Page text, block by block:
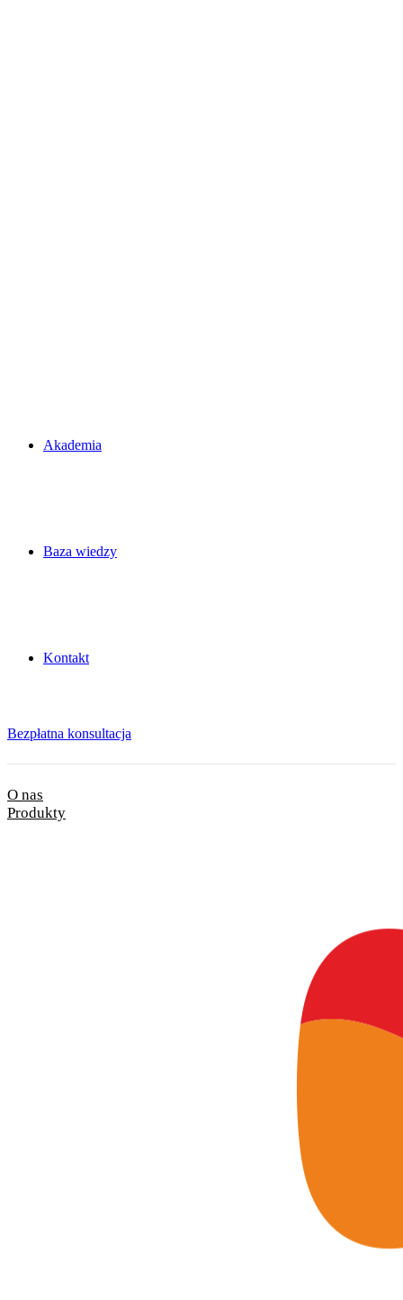
Akademia
Baza wiedzy
Kontakt
Bezpłatna konsultacja
O nas
Produkty